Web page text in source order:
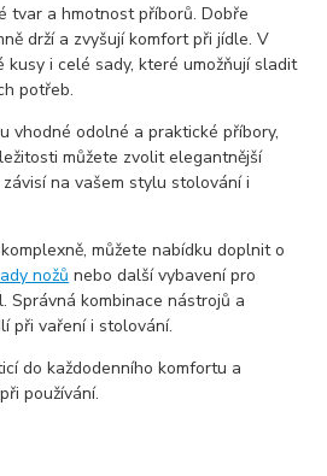
tvar a hmotnost příborů. Dobře
drží a zvyšují komfort při jídle. V
i celé sady, které umožňují sladit
potřeb.
vhodné odolné a praktické příbory,
můžete zvolit elegantnější
na vašem stylu stolování i
můžete nabídku doplnit o
nožů nebo další vybavení pro
Správná kombinace nástrojů a
při vaření i stolování.
do každodenního komfortu a
používání.